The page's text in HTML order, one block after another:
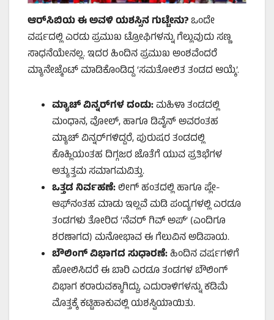
ಆರ್‌ಸಿಬಿಯ ಈ ಅವಳಿ ಯಶಸ್ಸಿನ ಗುಟ್ಟೇನು?ಒಂದೇ
ವರ್ಷದಲ್ಲಿ ಎರಡು ಪ್ರಮುಖ ಟ್ರೋಫಿಗಳನ್ನು ಗೆಲ್ಲುವುದು ಸಣ್ಣ
ಸಾಧನೆಯೇನಲ್ಲ. ಇದರ ಹಿಂದಿನ ಪ್ರಮುಖ ಅಂಶವೆಂದರೆ
ಮ್ಯಾನೇಜ್ಮೆಂಟ್ ಮಾಡಿಕೊಂಡಿದ್ದ ‘ಸಮತೋಲಿತ ತಂಡದ ಆಯ್ಕೆ’.
ಮ್ಯಾಚ್ ವಿನ್ನರ್‌ಗಳ ದಂಡು:ಮಹಿಳಾ ತಂಡದಲ್ಲಿ
ಮಂಧಾನ, ವೋಲ್, ಹಾಗೂ ಡಿವೈನ್‌ ಅವರಂತಹ
ಮ್ಯಾಚ್ ವಿನ್ನರ್‌ಗಳಿದ್ದರೆ, ಪುರುಷರ ತಂಡದಲ್ಲಿ
ಕೊಹ್ಲಿಯಂತಹ ದಿಗ್ಗಜರ ಜೊತೆಗೆ ಯುವ ಪ್ರತಿಭೆಗಳ
ಅತ್ಯುತ್ತಮ ಸಮಾಗಮವಿತ್ತು.
ಒತ್ತಡ ನಿರ್ವಹಣೆ:ಲೀಗ್ ಹಂತದಲ್ಲಿ ಹಾಗೂ ಪ್ಲೇ-
ಆಫ್‌ನಂತಹ ಮಾಡು ಇಲ್ಲವೆ ಮಡಿ ಪಂದ್ಯಗಳಲ್ಲಿ ಎರಡೂ
ತಂಡಗಳು ತೋರಿದ ‘ನೆವರ್ ಗಿವ್ ಅಪ್’ (ಎಂದಿಗೂ
ಶರಣಾಗದ) ಮನೋಭಾವ ಈ ಗೆಲುವಿನ ಅಡಿಪಾಯ.
ಬೌಲಿಂಗ್ ವಿಭಾಗದ ಸುಧಾರಣೆ:ಹಿಂದಿನ ವರ್ಷಗಳಿಗೆ
ಹೋಲಿಸಿದರೆ ಈ ಬಾರಿ ಎರಡೂ ತಂಡಗಳ ಬೌಲಿಂಗ್
ವಿಭಾಗ ಕರಾರುವಕ್ಕಾಗಿದ್ದು, ಎದುರಾಳಿಗಳನ್ನು ಕಡಿಮೆ
ಮೊತ್ತಕ್ಕೆ ಕಟ್ಟಿಹಾಕುವಲ್ಲಿ ಯಶಸ್ವಿಯಾಯಿತು.